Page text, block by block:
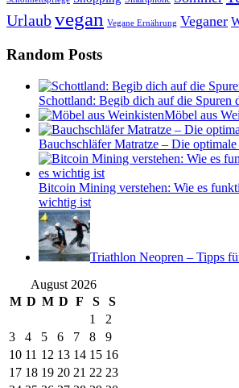
Urlaubvegan Vegane Ernährung Veganer
Random Posts
Schottland: Begib dich auf die Spuren
Möbel aus
Bauchschläfer Matratze – Die
Bitcoin Mining verstehen: Wie es
wichtig ist
Triathlon Neopren – Tipps
August 2026
M D M D F S
S
1
2
3
4 5 6 7 8
9
10 11 12 13 14 15 16
17 18 19 20 21 22 23